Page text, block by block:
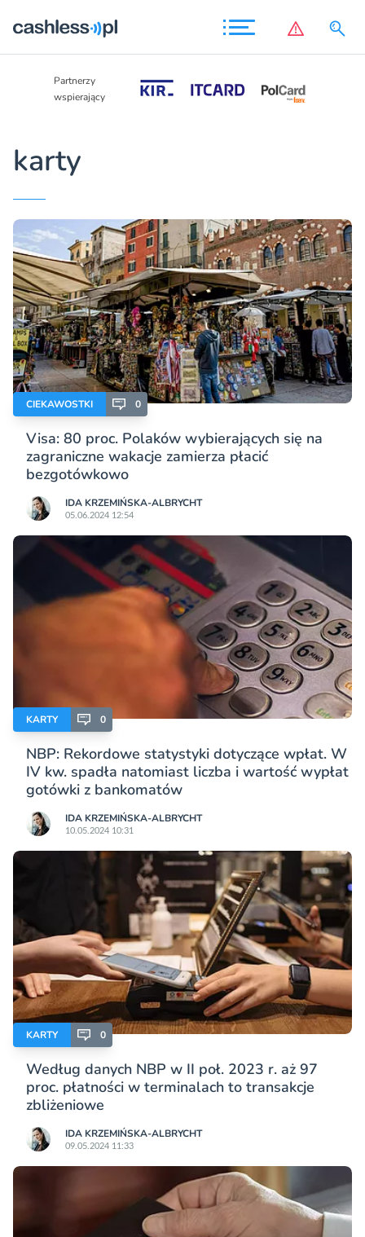
Partnerzy
wspierający
karty
CIEKAWOSTKI 0
Visa: 80 proc. Polaków wybierających się na
zagraniczne wakacje zamierza płacić
bezgotówkowo
IDA KRZEMIŃSKA-ALBRYCHT
05.06.2024 12:54
KARTY 0
NBP: Rekordowe statystyki dotyczące wpłat. W
IV kw. spadła natomiast liczba i wartość wypłat
gotówki z bankomatów
IDA KRZEMIŃSKA-ALBRYCHT
10.05.2024 10:31
KARTY 0
Według danych NBP w II poł. 2023 r. aż 97
proc. płatności w terminalach to transakcje
zbliżeniowe
IDA KRZEMIŃSKA-ALBRYCHT
09.05.2024 11:33